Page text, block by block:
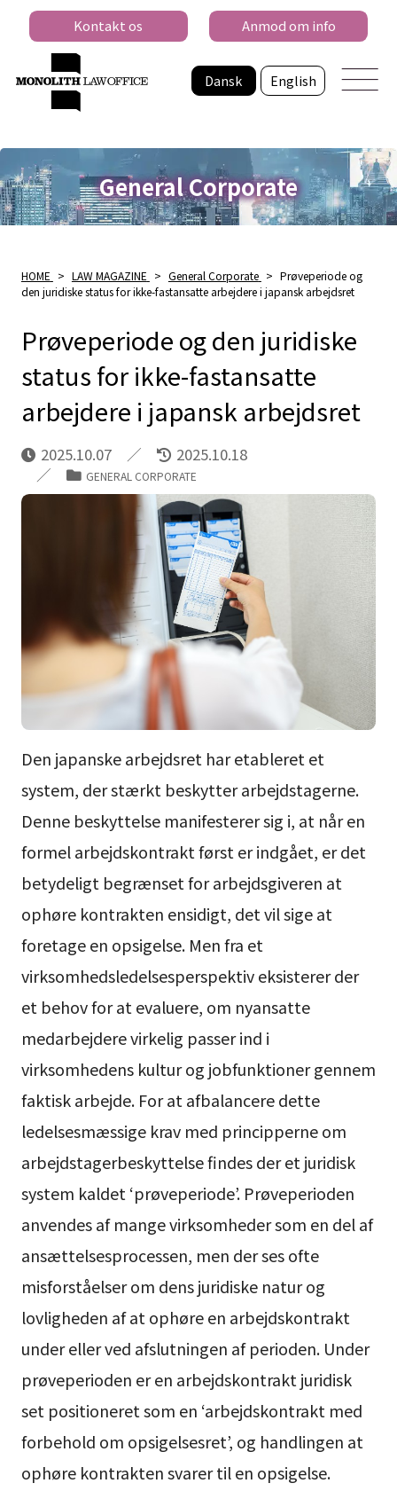
Dansk English
Kontakt os Anmod om info
General Corporate
HOME > LAW MAGAZINE > General Corporate > Prøveperiode og
den juridiske status for ikke-fastansatte arbejdere i japansk arbejdsret
Prøveperiode og den juridiske
status for ikke-fastansatte
arbejdere i japansk arbejdsret
2025.10.07 2025.10.18
GENERAL CORPORATE
Den japanske arbejdsret har etableret et
system, der stærkt beskytter arbejdstagerne.
Denne beskyttelse manifesterer sig i, at når en
formel arbejdskontrakt først er indgået, er det
betydeligt begrænset for arbejdsgiveren at
ophøre kontrakten ensidigt, det vil sige at
foretage en opsigelse. Men fra et
virksomhedsledelsesperspektiv eksisterer der
et behov for at evaluere, om nyansatte
medarbejdere virkelig passer ind i
virksomhedens kultur og jobfunktioner gennem
faktisk arbejde. For at afbalancere dette
ledelsesmæssige krav med principperne om
arbejdstagerbeskyttelse findes der et juridisk
system kaldet ‘prøveperiode’. Prøveperioden
anvendes af mange virksomheder som en del af
ansættelsesprocessen, men der ses ofte
misforståelser om dens juridiske natur og
lovligheden af at ophøre en arbejdskontrakt
under eller ved afslutningen af perioden. Under
prøveperioden er en arbejdskontrakt juridisk
set positioneret som en ‘arbejdskontrakt med
forbehold om opsigelsesret’, og handlingen at
ophøre kontrakten svarer til en opsigelse.